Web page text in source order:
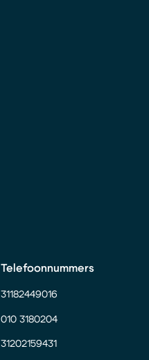
Telefoonnummers
31182449016
010 3180204
31202159431